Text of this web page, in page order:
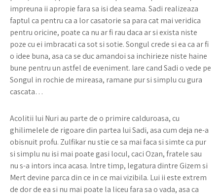
impreuna ii apropie fara sa isi dea seama. Sadi realizeaza
faptul ca pentru ca a lor casatorie sa para cat mai veridica
pentru oricine, poate ca nu ar fi rau daca ar si exista niste
poze cu ei imbracati ca sot si sotie. Songul crede si ea ca ar fi
o idee buna, asa ca se duc amandoi sa inchirieze niste haine
bune pentru un astfel de eveniment. Iare cand Sadi o vede pe
Songul in rochie de mireasa, ramane pur si simplu cu gura
cascata…
Acolitii lui Nuri au parte de o primire calduroasa, cu
ghilimelele de rigoare din partea lui Sadi, asa cum deja ne-a
obisnuit profu. Zulfikar nu stie ce sa mai faca si simte ca pur
si simplu nu isi mai poate gasi locul, caci Ozan, fratele sau
nu s-a intors inca acasa. Intre timp, legatura dintre Gizem si
Mert devine parca din ce in ce mai vizibila. Lui ii este extrem
de dor de ea si nu mai poate la liceu fara sa o vada, asa ca